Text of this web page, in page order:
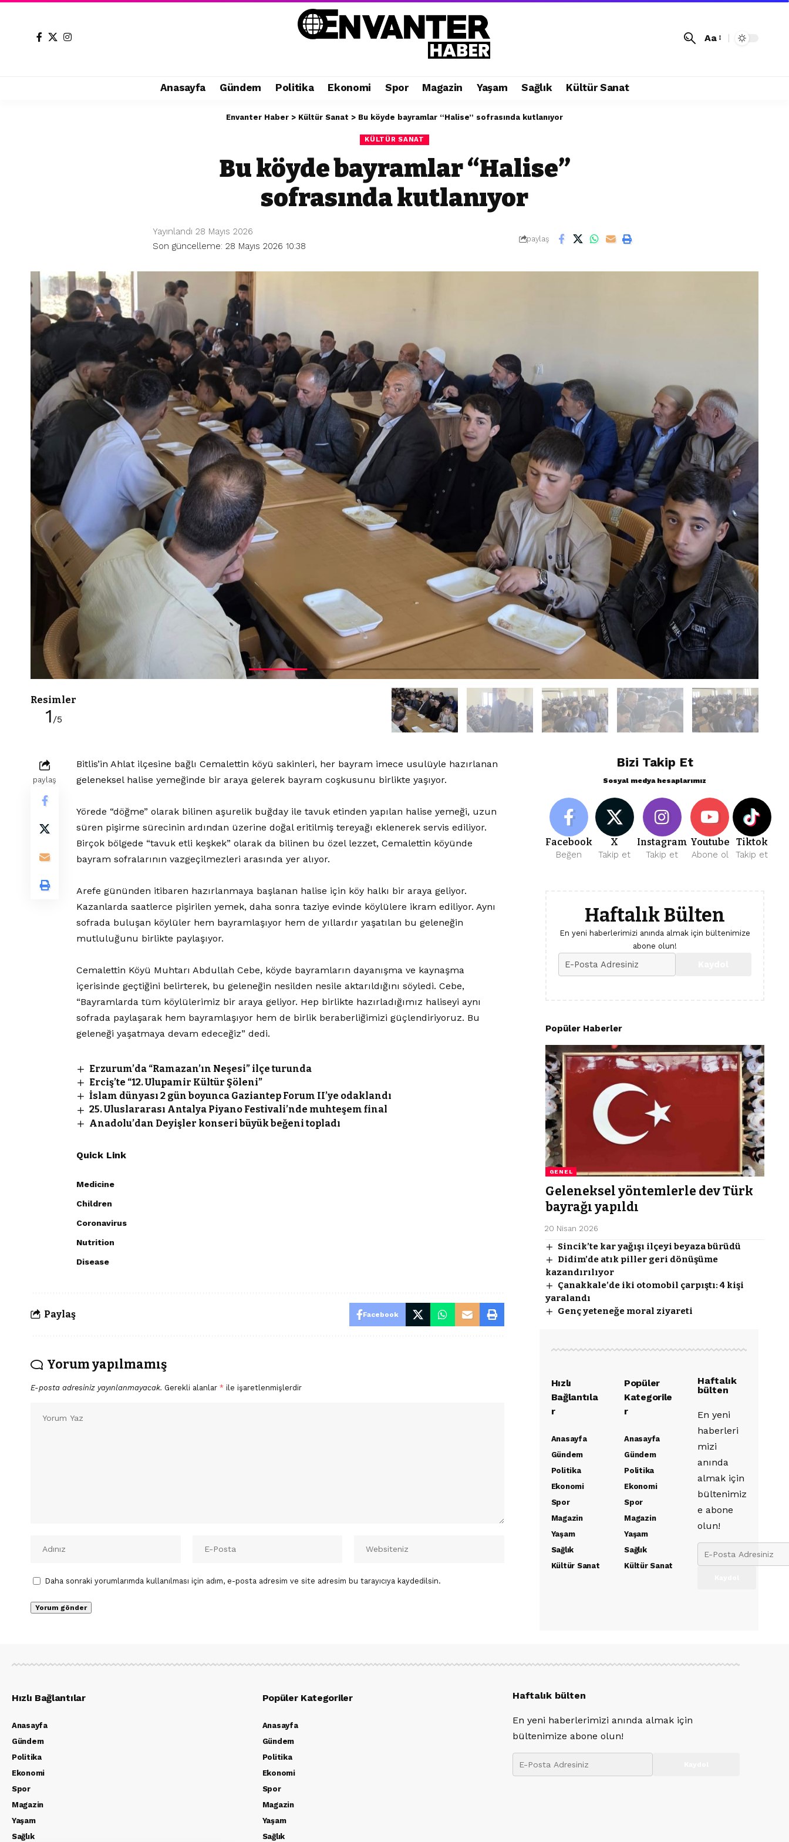
Aa
Anasayfa Gündem Politika Ekonomi Spor Magazin Yaşam Sağlık Kültür Sanat
Envanter Haber > Kültür Sanat > Bu köyde bayramlar “Halise” sofrasında kutlanıyor
KÜLTÜR SANAT
Bu köyde bayramlar “Halise”
sofrasında kutlanıyor
Son güncelleme: 28 Mayıs 2026 10:38
Yayınlandı 28 Mayıs 2026
paylaş
Resimler
1 /5
paylaş
Bitlis’in Ahlat ilçesine bağlı Cemalettin köyü sakinleri, her bayram imece usulüyle hazırlanan
geleneksel halise yemeğinde bir araya gelerek bayram coşkusunu birlikte yaşıyor.
Yörede “döğme” olarak bilinen aşurelik buğday ile tavuk etinden yapılan halise yemeği, uzun
süren pişirme sürecinin ardından üzerine doğal eritilmiş tereyağı eklenerek servis ediliyor.
Birçok bölgede “tavuk etli keşkek” olarak da bilinen bu özel lezzet, Cemalettin köyünde
bayram sofralarının vazgeçilmezleri arasında yer alıyor.
Arefe gününden itibaren hazırlanmaya başlanan halise için köy halkı bir araya geliyor.
Kazanlarda saatlerce pişirilen yemek, daha sonra taziye evinde köylülere ikram ediliyor. Aynı
sofrada buluşan köylüler hem bayramlaşıyor hem de yıllardır yaşatılan bu geleneğin
mutluluğunu birlikte paylaşıyor.
Cemalettin Köyü Muhtarı Abdullah Cebe, köyde bayramların dayanışma ve kaynaşma
içerisinde geçtiğini belirterek, bu geleneğin nesilden nesile aktarıldığını söyledi. Cebe,
“Bayramlarda tüm köylülerimiz bir araya geliyor. Hep birlikte hazırladığımız haliseyi aynı
sofrada paylaşarak hem bayramlaşıyor hem de birlik beraberliğimizi güçlendiriyoruz. Bu
geleneği yaşatmaya devam edeceğiz” dedi.
Erzurum’da “Ramazan’ın Neşesi” ilçe turunda
Erciş’te “12. Ulupamir Kültür Şöleni”
İslam dünyası 2 gün boyunca Gaziantep Forum II’ye odaklandı
25. Uluslararası Antalya Piyano Festivali’nde muhteşem final
Anadolu’dan Deyişler konseri büyük beğeni topladı
Quick Link
Medicine
Children
Coronavirus
Nutrition
Disease
Paylaş Facebook
Yorum yapılmamış
E-posta adresiniz yayınlanmayacak. Gerekli alanlar * ile işaretlenmişlerdir
Daha sonraki yorumlarımda kullanılması için adım, e-posta adresim ve site adresim bu tarayıcıya kaydedilsin.
Bizi Takip Et
Sosyal medya hesaplarımız
Facebook
Beğen
X
Takip et
Instagram
Takip et
Youtube
Abone ol
Tiktok
Takip et
Haftalık Bülten
En yeni haberlerimizi anında almak için bültenimize
abone olun!
Popüler Haberler
GENEL
Geleneksel yöntemlerle dev Türk
bayrağı yapıldı
20 Nisan 2026
Sincik’te kar yağışı ilçeyi beyaza bürüdü
Didim’de atık piller geri dönüşüme
kazandırılıyor
Çanakkale’de iki otomobil çarpıştı: 4 kişi
yaralandı
Genç yeteneğe moral ziyareti
Hızlı
Bağlantıla
r
Anasayfa
Gündem
Politika
Ekonomi
Spor
Magazin
Yaşam
Sağlık
Kültür Sanat
Popüler
Kategorile
r
Anasayfa
Gündem
Politika
Ekonomi
Spor
Magazin
Yaşam
Sağlık
Kültür Sanat
Haftalık
bülten
En yeni
haberleri
mizi
anında
almak için
bültenimiz
e abone
olun!
Hızlı Bağlantılar
Anasayfa
Gündem
Politika
Ekonomi
Spor
Magazin
Yaşam
Sağlık
Popüler Kategoriler
Anasayfa
Gündem
Politika
Ekonomi
Spor
Magazin
Yaşam
Sağlık
Haftalık bülten
En yeni haberlerimizi anında almak için
bültenimize abone olun!